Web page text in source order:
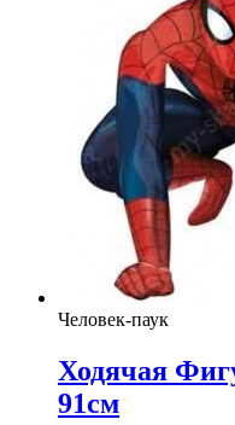
Человек-паук
Ходячая
91см